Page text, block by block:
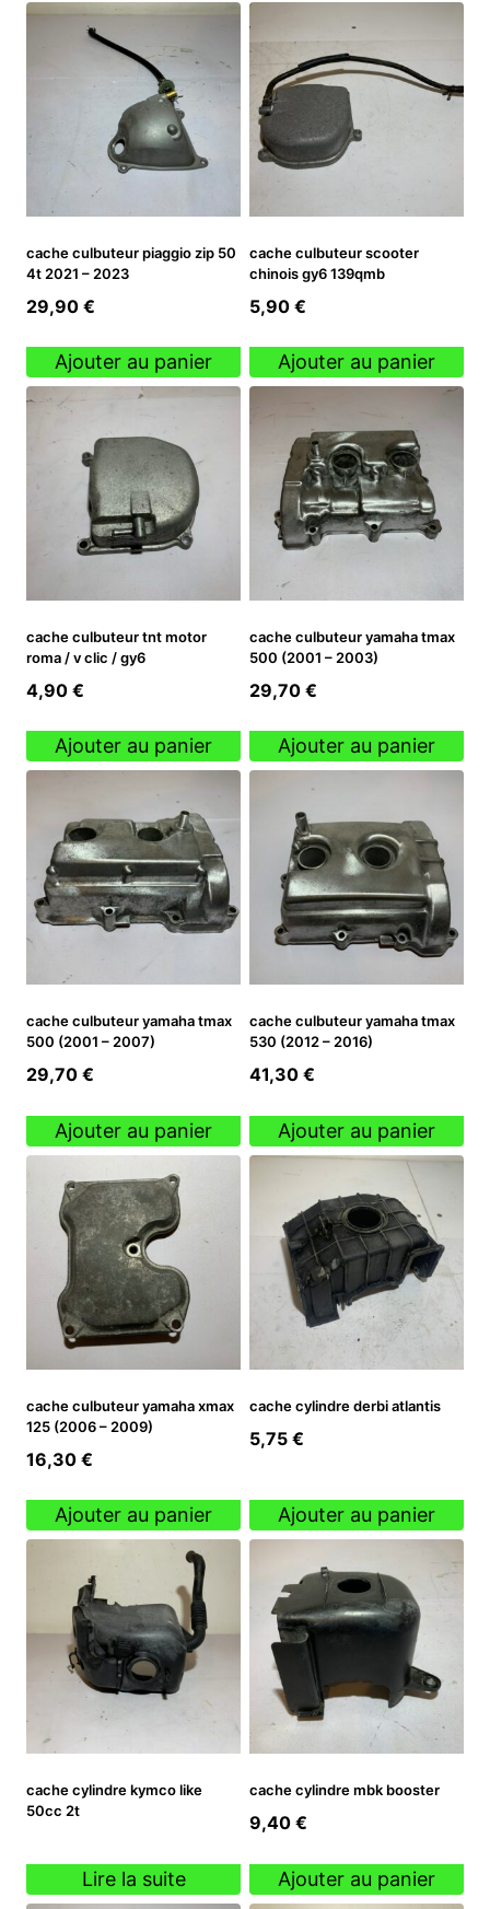
cache culbuteur piaggio zip 50
4t 2021 – 2023
29,90 €
Ajouter au panier
cache culbuteur scooter
chinois gy6 139qmb
5,90 €
Ajouter au panier
cache culbuteur tnt motor
roma / v clic / gy6
4,90 €
Ajouter au panier
cache culbuteur yamaha tmax
500 (2001 – 2003)
29,70 €
Ajouter au panier
cache culbuteur yamaha tmax
500 (2001 – 2007)
29,70 €
Ajouter au panier
cache culbuteur yamaha tmax
530 (2012 – 2016)
41,30 €
Ajouter au panier
cache culbuteur yamaha xmax
125 (2006 – 2009)
16,30 €
Ajouter au panier
cache cylindre derbi atlantis
5,75 €
Ajouter au panier
cache cylindre kymco like
50cc 2t
Lire la suite
cache cylindre mbk booster
9,40 €
Ajouter au panier